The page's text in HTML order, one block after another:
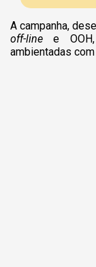
A campanha,
off-line e
ambientadas